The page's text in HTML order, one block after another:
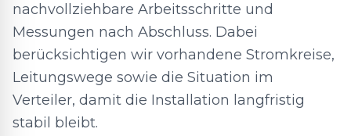
nachvollziehbare Arbeitsschritte und
Messungen nach Abschluss. Dabei
berücksichtigen wir vorhandene Stromkreise,
Leitungswege sowie die Situation im
Verteiler, damit die Installation langfristig
stabil bleibt.